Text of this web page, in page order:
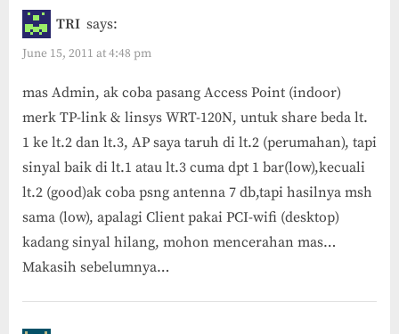
TRI says:
June 15, 2011 at 4:48 pm
mas Admin, ak coba pasang Access Point (indoor)
merk TP-link & linsys WRT-120N, untuk share beda lt.
1 ke lt.2 dan lt.3, AP saya taruh di lt.2 (perumahan), tapi
sinyal baik di lt.1 atau lt.3 cuma dpt 1 bar(low),kecuali
lt.2 (good)ak coba psng antenna 7 db,tapi hasilnya msh
sama (low), apalagi Client pakai PCI-wifi (desktop)
kadang sinyal hilang, mohon mencerahan mas…
Makasih sebelumnya…